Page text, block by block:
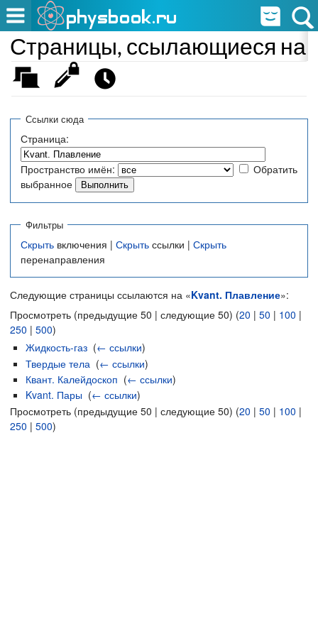
Страницы, ссылающиеся на
Ссылки сюда
Страница:
Пространство имён:
Обратить
выбранное
Фильтры
Скрыть включения | Скрыть ссылки | Скрыть
перенаправления
Следующие страницы ссылаются на «Kvant. Плавление»:
Просмотреть (предыдущие 50 | следующие 50) (20 | 50 | 100 |
250 | 500)
Жидкость-газ (← ссылки)
Твердые тела (← ссылки)
Квант. Калейдоскоп (← ссылки)
Kvant. Пары (← ссылки)
Просмотреть (предыдущие 50 | следующие 50) (20 | 50 | 100 |
250 | 500)